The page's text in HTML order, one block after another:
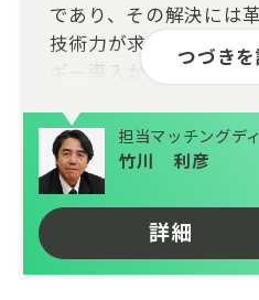
つづき
であり、その解決には
技術力が求められてい
ギー導入から、スマー
広い分野で最先端のコ
るチャンスがここにあ
手不足や技術革新への
る一方、あなたの専門
可能な社会への変革
ります。高度な知識や
担当マッチングデ
竹川 利彦
詳細